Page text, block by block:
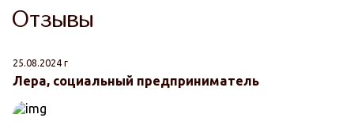
VK Messenger Max
Отзывы
25.08.2024 г
Лера, социальный предприниматель